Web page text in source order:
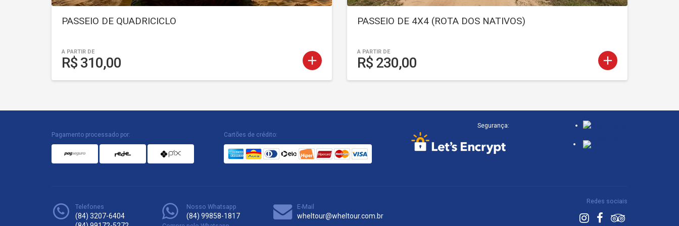
add
PASSEIO DE QUADRICICLO
A PARTIR DE
R$ 310,00 add
PASSEIO DE 4X4 (ROTA DOS NATIVOS)
A PARTIR DE
R$ 230,00
Pagamento processado por: Cartões de crédito:
Segurança:
Telefones
(84) 3207-6404
Nosso Whatsapp
(84) 99858-1817
E-Mail
wheltour@wheltour.com.br
Redes sociais